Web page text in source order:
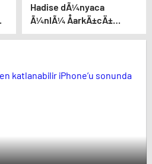
Hadise dÃ¼nyaca
Ã¼nlÃ¼ ÅarkÄ±cÄ±
Usher ile bir arada: